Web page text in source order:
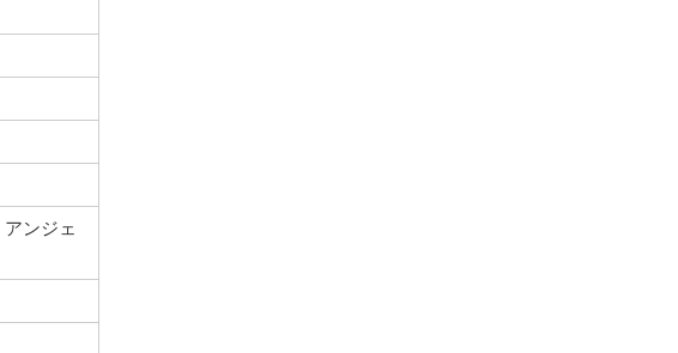
ンジェ